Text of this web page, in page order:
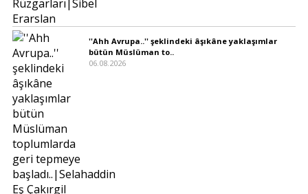
''Ahh Avrupa..'' şeklindeki âşıkâne yaklaşımlar
bütün Müslüman to..
06.08.2026